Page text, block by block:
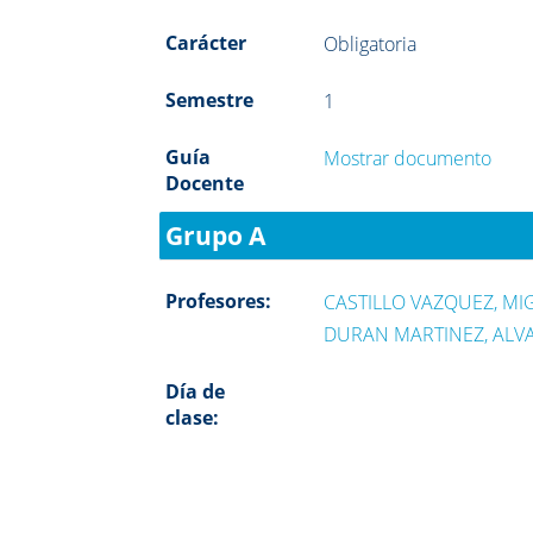
Carácter Obligatoria
Semestre 1
Guía
Docente
Mostrar documento
Grupo A
Profesores:
CASTILLO VAZQUEZ,
DURAN MARTINEZ,
Día de
clase: